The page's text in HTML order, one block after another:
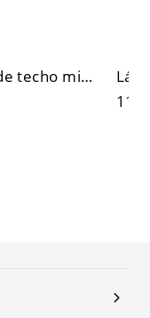
Plafón de techo minimalista escandinavo, luminaria LED redonda de metal con pantalla acrílica